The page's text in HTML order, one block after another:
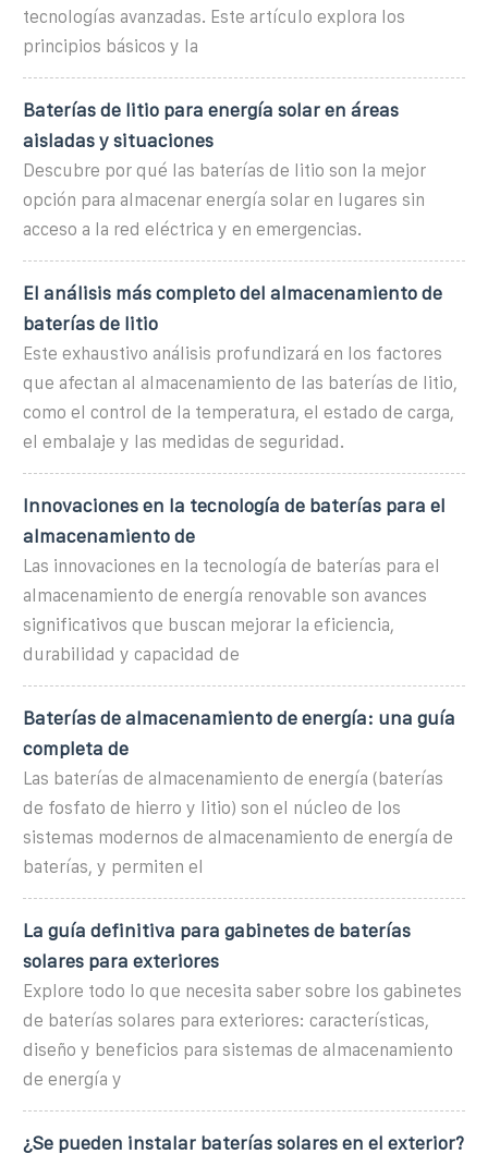
tecnologías avanzadas. Este artículo explora los
principios básicos y la
Baterías de litio para energía solar en áreas
aisladas y situaciones
Descubre por qué las baterías de litio son la mejor
opción para almacenar energía solar en lugares sin
acceso a la red eléctrica y en emergencias.
El análisis más completo del almacenamiento de
baterías de litio
Este exhaustivo análisis profundizará en los factores
que afectan al almacenamiento de las baterías de litio,
como el control de la temperatura, el estado de carga,
el embalaje y las medidas de seguridad.
Innovaciones en la tecnología de baterías para el
almacenamiento de
Las innovaciones en la tecnología de baterías para el
almacenamiento de energía renovable son avances
significativos que buscan mejorar la eficiencia,
durabilidad y capacidad de
Baterías de almacenamiento de energía: una guía
completa de
Las baterías de almacenamiento de energía (baterías
de fosfato de hierro y litio) son el núcleo de los
sistemas modernos de almacenamiento de energía de
baterías, y permiten el
La guía definitiva para gabinetes de baterías
solares para exteriores
Explore todo lo que necesita saber sobre los gabinetes
de baterías solares para exteriores: características,
diseño y beneficios para sistemas de almacenamiento
de energía y
¿Se pueden instalar baterías solares en el exterior?